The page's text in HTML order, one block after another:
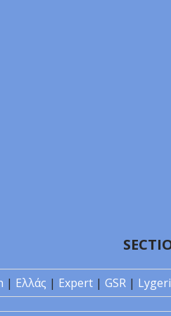
| Ελλάς | Expert | GSR |